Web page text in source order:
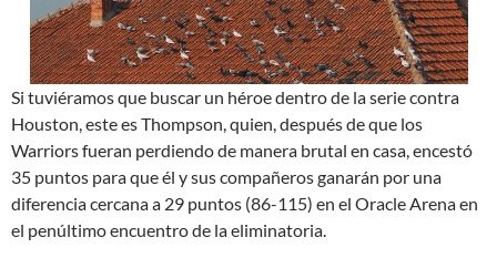
Si tuviéramos que buscar un héroe dentro de la serie contra
Houston, este es Thompson, quien, después de que los
Warriors fueran perdiendo de manera brutal en casa, encestó
35 puntos para que él y sus compañeros ganarán por una
diferencia cercana a 29 puntos (86-115) en el Oracle Arena en
el penúltimo encuentro de la eliminatoria.